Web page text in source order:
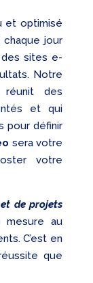
et optimisé
jour
sites e-
Notre
des
et qui
pour définir
sera votre
votre
de projets
au
C’est en
que